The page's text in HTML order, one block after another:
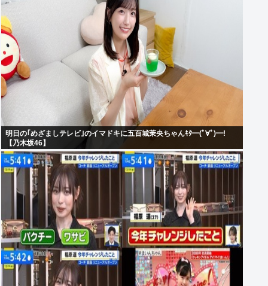
明日の｢めざましテレビ｣のイマドキに五百城茉央ちゃんｷﾀ━(ﾟ∀ﾟ)━!
【乃木坂46】